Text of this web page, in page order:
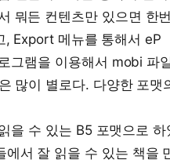
뭐든 컨텐츠만 있으면 한
을 하고,
그램을 이용해서 mobi 파
많이 별로다. 다양한 포맷
을 수 있는 B5 포맷으로
에서 잘 읽을 수 있는 책을